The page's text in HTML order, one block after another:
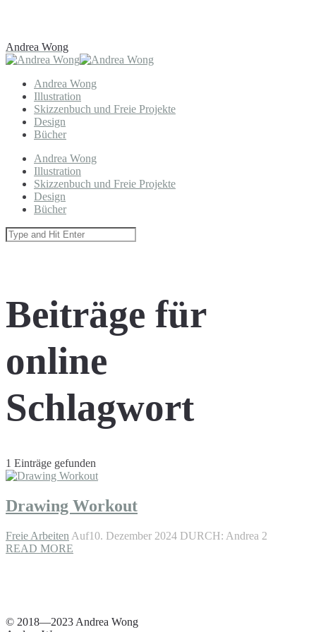
Andrea Wong
Andrea Wong
Illustration
Skizzenbuch und Freie Projekte
Design
Bücher
Andrea Wong
Illustration
Skizzenbuch und Freie Projekte
Design
Bücher
Beiträge für
online
Schlagwort
1 Einträge gefunden
Drawing Workout
Freie Arbeiten Auf10. Dezember 2024 DURCH: Andrea 2
READ MORE
© 2018—2023 Andrea Wong